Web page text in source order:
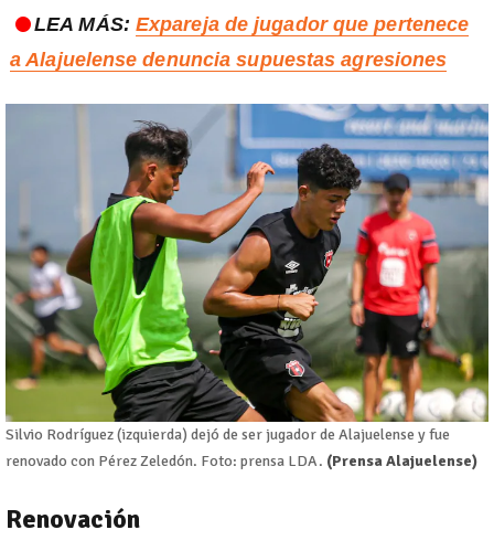
LEA MÁS: Expareja de jugador que pertenece
a Alajuelense denuncia supuestas agresiones
Silvio Rodríguez (izquierda) dejó de ser jugador de Alajuelense y fue
renovado con Pérez Zeledón. Foto: prensa LDA. (Prensa Alajuelense)
Renovación